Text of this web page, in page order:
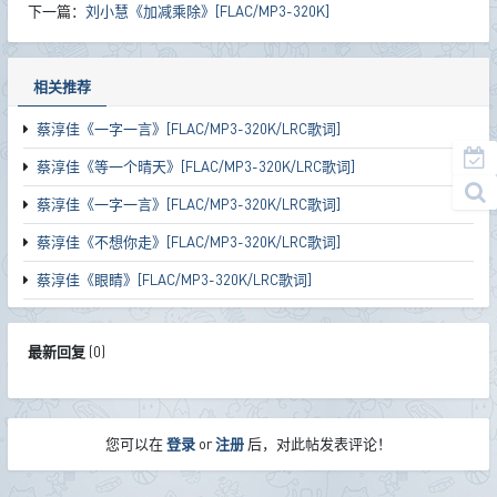
下一篇： 刘小慧《加减乘除》[FLAC/MP3-320K]
相关推荐
蔡淳佳《一字一言》[FLAC/MP3-320K/LRC歌词]
蔡淳佳《等一个晴天》[FLAC/MP3-320K/LRC歌词]
蔡淳佳《一字一言》[FLAC/MP3-320K/LRC歌词]
蔡淳佳《不想你走》[FLAC/MP3-320K/LRC歌词]
蔡淳佳《眼睛》[FLAC/MP3-320K/LRC歌词]
最新回复(0)
您可以在登录 or注册 后，对此帖发表评论！